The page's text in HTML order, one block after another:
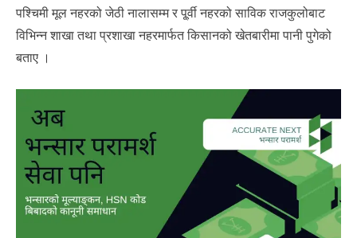
पश्चिमी मूल नहरको जेठी नालासम्म र पू्र्वी नहरको साविक राजकुलोबाट
विभिन्न शाखा तथा प्रशाखा नहरमार्फत किसानको खेतबारीमा पानी पुगेको
बताए ।